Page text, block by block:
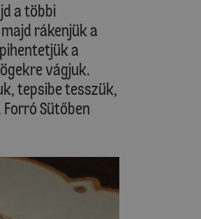
a többi
rákenjük a
a
vágjuk.
tepsibe tesszük,
Sütőben